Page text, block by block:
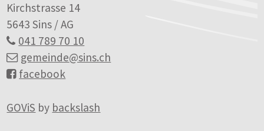
Kirchstrasse 14
5643 Sins / AG
041 789 70 10
gemeinde@sins.ch
facebook
GOViS by backslash